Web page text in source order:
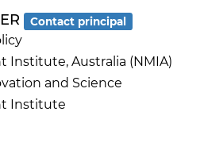
Contact principal
Institute, Australia (NMIA)
and Science
Institute